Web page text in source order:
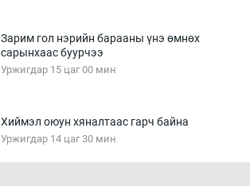
Зарим гол нэрийн барааны үнэ өмнөх
сарынхаас буурчээ
Уржигдар 15 цаг 00 мин
Хиймэл оюун хяналтаас гарч байна
Уржигдар 14 цаг 30 мин